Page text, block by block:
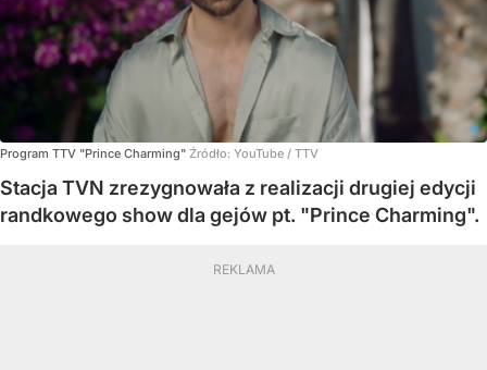
Program TTV "Prince Charming" Źródło: YouTube / TTV
Stacja TVN zrezygnowała z realizacji drugiej edycji
randkowego show dla gejów pt. "Prince Charming".